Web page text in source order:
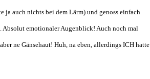
ja auch nichts bei dem Lärm) und genoss einfach
Absolut emotionaler Augenblick! Auch noch mal
ne Gänsehaut! Huh, na eben, allerdings ICH hatte